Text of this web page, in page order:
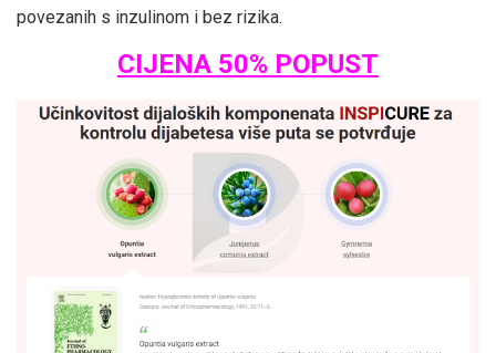
povezanih s inzulinom i bez rizika.
CIJENA 50% POPUST